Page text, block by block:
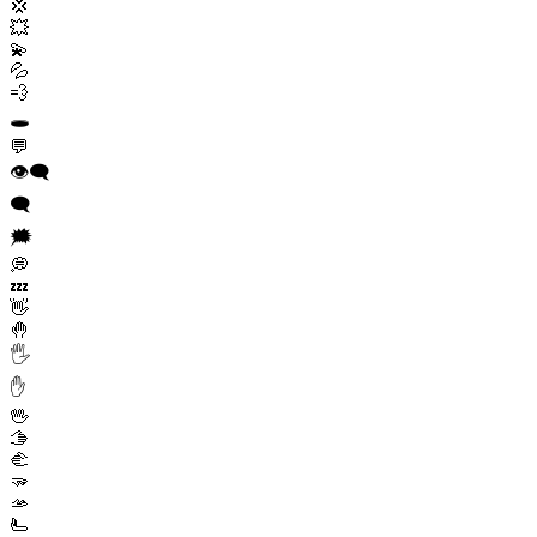
💢
💥
💫
💦
💨
🕳️
💬
👁️‍🗨️
🗨️
🗯️
💭
💤
👋
🤚
🖐️
✋
🖖
🫱
🫲
🫳
🫴
🫷